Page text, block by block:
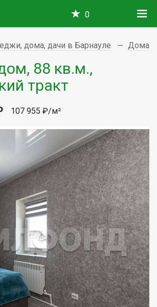
0
дома, дачи в Барнауле Дома
88 кв.м.,
тракт
107 955 ₽/м²